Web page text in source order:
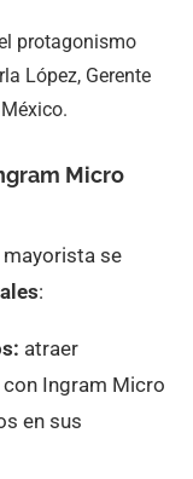
protagonismo
López, Gerente
Micro
se
:
atraer
Ingram Micro
en sus